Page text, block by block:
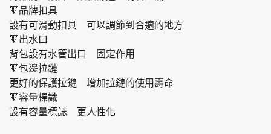
🔻品牌扣具
設有可滑動扣具 可以調節到合適的地方
🔻出水口
背包設有水管出口 固定作用
🔻包邊拉鏈
更好的保護拉鏈 增加拉鏈的使用壽命
🔻容量標識
設有容量標誌 更人性化